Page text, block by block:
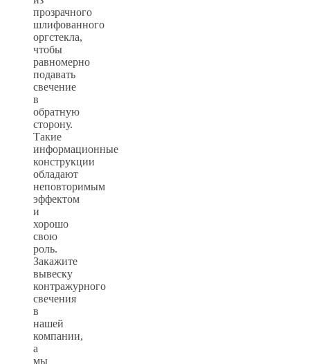
прозрачного
шлифованного
оргстекла,
чтобы
равномерно
подавать
свечение
в
обратную
сторону.
Такие
информационные
конструкции
обладают
неповторимым
эффектом
и
хорошо
свою
роль.
Закажите
вывеску
контражурного
свечения
в
нашей
компании,
а
мы